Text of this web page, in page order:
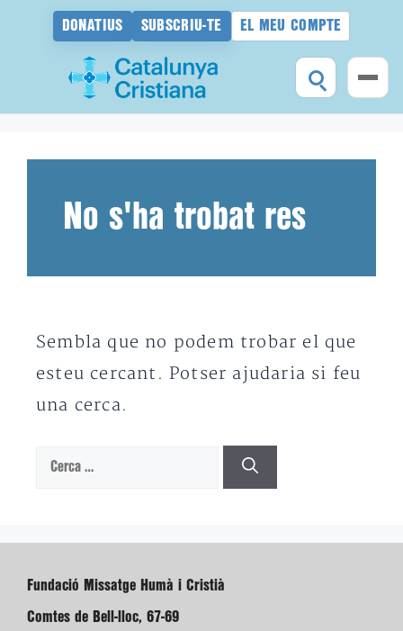
DONATIUS SUBSCRIU-TE EL MEU COMPTE
No s'ha trobat res
Sembla que no podem trobar el que
esteu cercant. Potser ajudaria si feu
una cerca.
Cerca:
Fundació Missatge Humà i Cristià
Comtes de Bell-lloc, 67-69